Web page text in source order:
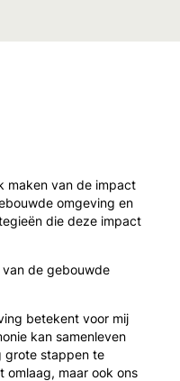
maken van de impact
omgeving en
die deze impact
de gebouwde
betekent voor mij
kan samenleven
grote stappen te
omlaag, maar ook ons